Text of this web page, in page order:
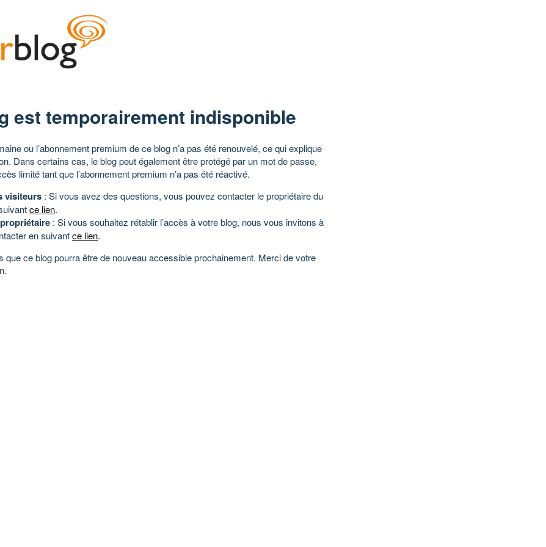
est temporairement indisponible
ou l’abonnement premium de ce blog n’a pas été renouvelé, ce qui explique
Dans certains cas, le blog peut également être protégé par un mot de passe,
limité tant que l’abonnement premium n’a pas été réactivé.
visiteurs : Si vous avez des questions, vous pouvez contacter le propriétaire du
ce lien.
: Si vous souhaitez rétablir l’accès à votre blog, nous vous invitons à
en suivantce lien.
que ce blog pourra être de nouveau accessible prochainement. Merci de votre